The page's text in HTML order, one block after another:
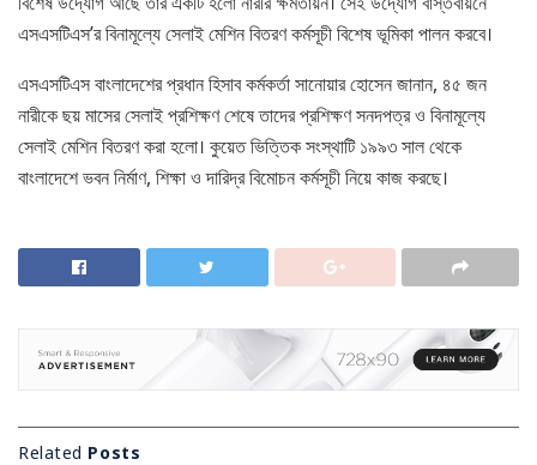
এসএসটিএস’র বিনামূল্যে সেলাই মেশিন বিতরণ কর্মসূচী বিশেষ ভূমিকা পালন করবে।
এসএসটিএস বাংলাদেশের প্রধান হিসাব কর্মকর্তা সানোয়ার হোসেন জানান, ৪৫ জন
নারীকে ছয় মাসের সেলাই প্রশিক্ষণ শেষে তাদের প্রশিক্ষণ সনদপত্র ও বিনামূল্যে
সেলাই মেশিন বিতরণ করা হলো। কুয়েত ভিত্তিক সংস্থাটি ১৯৯৩ সাল থেকে
বাংলাদেশে ভবন নির্মাণ, শিক্ষা ও দারিদ্র বিমোচন কর্মসূচী নিয়ে কাজ করছে।
Related Posts